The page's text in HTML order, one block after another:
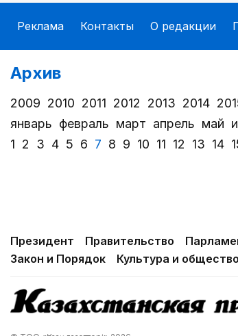
Реклама Контакты О редакции
Архив
2009 2010 2011 2012 2013 2014
январь февраль март апрель май
1 2 3 4 5 6 7 8 9 10 11 12 13 14
Президент Правительство
Закон и Порядок
Культура и общество